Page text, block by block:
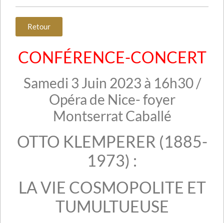
Retour
CONFÉRENCE-CONCERT
Samedi 3 Juin 2023 à 16h30 /
Opéra de Nice- foyer
Montserrat Caballé
OTTO KLEMPERER (1885-
1973) :
LA VIE COSMOPOLITE ET
TUMULTUEUSE